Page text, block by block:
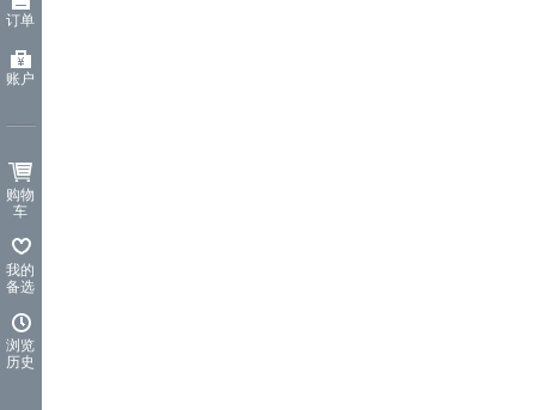
订单
账户
购物
车
我的
备选
浏览
历史